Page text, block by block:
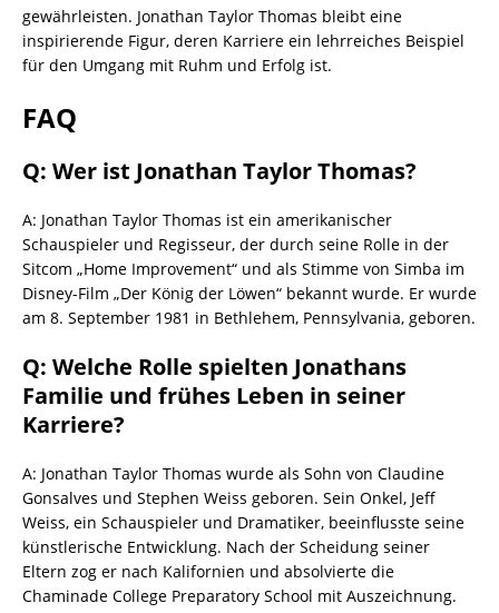
gewährleisten. Jonathan Taylor Thomas bleibt eine
inspirierende Figur, deren Karriere ein lehrreiches Beispiel
für den Umgang mit Ruhm und Erfolg ist.
FAQ
Q: Wer ist Jonathan Taylor Thomas?
A: Jonathan Taylor Thomas ist ein amerikanischer
Schauspieler und Regisseur, der durch seine Rolle in der
Sitcom „Home Improvement“ und als Stimme von Simba im
Disney-Film „Der König der Löwen“ bekannt wurde. Er wurde
am 8. September 1981 in Bethlehem, Pennsylvania, geboren.
Q: Welche Rolle spielten Jonathans
Familie und frühes Leben in seiner
Karriere?
A: Jonathan Taylor Thomas wurde als Sohn von Claudine
Gonsalves und Stephen Weiss geboren. Sein Onkel, Jeff
Weiss, ein Schauspieler und Dramatiker, beeinflusste seine
künstlerische Entwicklung. Nach der Scheidung seiner
Eltern zog er nach Kalifornien und absolvierte die
Chaminade College Preparatory School mit Auszeichnung.